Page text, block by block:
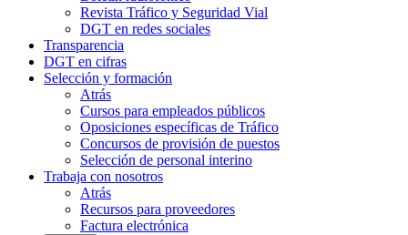
Revista Tráfico y Seguridad Vial
DGT en redes sociales
Transparencia
DGT en cifras
Selección y formación
Atrás
Cursos para empleados públicos
Oposiciones específicas de Tráfico
Concursos de provisión de puestos
Selección de personal interino
Trabaja con nosotros
Atrás
Recursos para proveedores
Factura electrónica